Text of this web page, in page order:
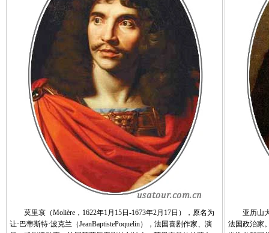
莫里哀（Molière，1622年1月15日-1673年2月17日），原名为
让·巴蒂斯特·波克兰（JeanBaptistePoquelin），法国喜剧作家、演
亚历山大·
法国政治家